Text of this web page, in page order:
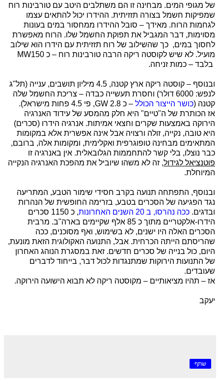
של מגופי המים. מבחינה זו הם משתלבים היטב עם טורבינות רוח
שמפיקות חשמל בצורה תזזיתית. ההידרו יכול להתאים עצמו
לגחמות הרוח. מאידך – סובל ההידרו ממחסור במים בעונות
מסוימות, דבר המגביל את תפוקת החשמל שלו. הרוח מאפשרת
לחסוך במים, כך שהשילוב של רוח תזזיתית עם הידרו הוא שילוב
מועיל. לא שיש לקוסטה ריקה הרבה טורבינות רוח – כ 150
MW
בלבד – כמות זניחה.
ובנוסף – קוסטה ריקה ארץ קטנה, 4.5 מיליון תושבים, ענייה (תל"ג
לנפש: 6000 דולר) וחסרת תעשייה כבדה – צריכת החשמל שלה
קטנה (כושר הייצור הכולל – כ 2.8 GW, פי 4.5 פחות מישראל).
אז הכותרת של ה"טיים" היא חלק מהמסע של עידוד האנרגיה
הירוקה באמצעות שקרים וחצאי אמיתות. אנרגיה הידרו (סכרים)
היא טובה, נקייה, זולה ורצויה אבל אינה אפשרית אלא במקומות
המתאימים מבחינה טופוגרפית ואקלימית, ומקומות אלה, ברובם,
כבר נוצלו, בלי קשר להתחממות הגלובאלית. אין באנרגיה זו
פוטנציאל לגידול, זה לא משהו שיוביל את מהפכת האנרגיה הנקייה
המיוחלת.
ובנוסף, התפתחה תנועה בקרב חסידי שימור הטבע, המתריעה
נגד הפגיעה של הסכרים בטבע, בזרימה החופשית של הנהרות
ובדגים. ככה נהרסו, ב 20 השנים האחרונות
, כ 1150 סכרים
הידרו-אלקטריים מתוך כ 85 אלף שקיימים בארה"ב. מרבית
הסכרים האלה היו ישנים, לא בשימוש, ואף מסוכנים, ככה
שהריסתם הייתה הכרחית. אבל, התנועה האקולוגית הזאת מונעת,
היום, כול בנייה של סכרים חדשים. זאת במסגרת הנוהג האחרון
של התנועות הירוקות שמתנגדות לכול דבר, בייחוד לדברים
שעובדים.
אז – תהיו מציאותיים – מקוסטה ריקה לא תבוא הישועה הירוקה.
יעקב
שתף